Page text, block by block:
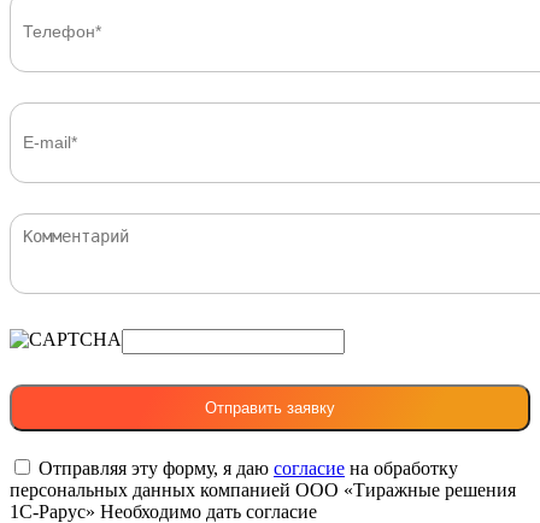
Отправляя эту форму, я даю согласие на обработку
персональных данных компанией ООО «Тиражные решения
1С-Рарус» Необходимо дать согласие